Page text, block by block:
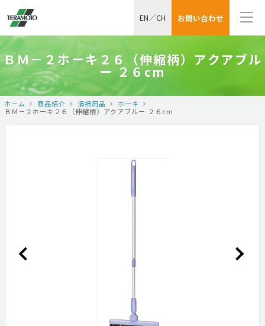
お問い合わせ
EN／CH
ＢＭ－２ホーキ２６（伸縮柄）アクアブル
ー ２６cm
ホーム 商品紹介 清掃用品
ホーキ
ＢＭ－２ホーキ２６（伸縮柄）アクアブルー ２６cm